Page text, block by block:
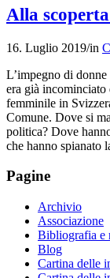
Alla
16. Luglio 2019/in
L’impegno di
era già
femminile in
Comune. Dove si
politica? Dove
che hanno spianato
Pagine
Archivio
Associazione
Bibliografia e
Blog
Cartina delle